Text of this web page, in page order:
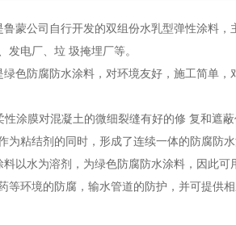
蒙公司自行开发的双组份水乳型弹性涂料
发电厂、垃 圾掩埋厂等。
色防腐防水涂料，对环境友好，施工简单
性涂膜对混凝土的微细裂缝有好的修 复和遮
为粘结剂的同时，形成了连续一体的防腐防水
以水为溶剂，为绿色防腐防水涂料，因此
等环境的防腐，输水管道的防护，并可提供